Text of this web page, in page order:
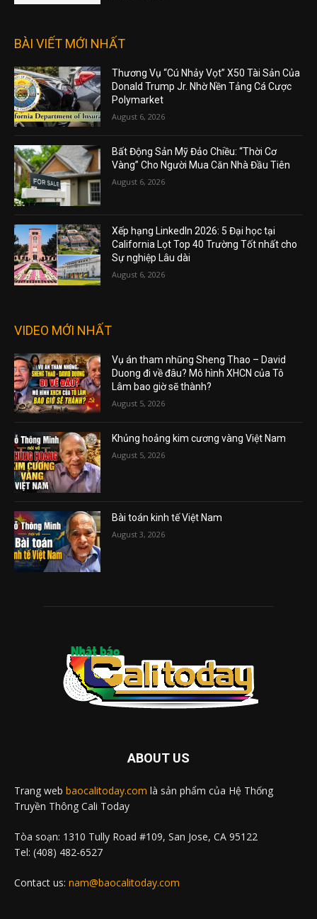
BÀI VIẾT MỚI NHẤT
Thương Vụ “Cú Nhảy Vọt” X50 Tài Sản Của
Donald Trump Jr. Nhờ Nền Tảng Cá Cược
Polymarket
August 6, 2026
Bất Động Sản Mỹ Đảo Chiều: “Thời Cơ
Vàng” Cho Người Mua Căn Nhà Đầu Tiên
August 6, 2026
Xếp hạng LinkedIn 2026: 5 Đại học tại
California Lọt Top 40 Trường Tốt nhất cho
Sự nghiệp Lâu dài
August 6, 2026
VIDEO MỚI NHẤT
Vụ án tham nhũng Sheng Thao – David
Duong đi về đâu? Mô hình XHCN của Tô
Lâm bao giờ sẽ thành?
August 5, 2026
Khủng hoảng kim cương vàng Việt Nam
August 5, 2026
Bài toán kinh tế Việt Nam
August 3, 2026
ABOUT US
Trang web baocalitoday.com là sản phẩm của Hệ Thống
Truyền Thông Cali Today
Tòa soạn: 1310 Tully Road #109, San Jose, CA 95122
Tel: (408) 482-6527
Contact us: nam@baocalitoday.com